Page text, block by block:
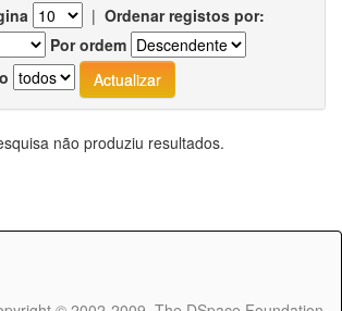
| Ordenar registos por:
Por ordem
não produziu resultados.